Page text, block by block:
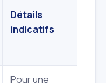
Détails
indicatifs
Pour une